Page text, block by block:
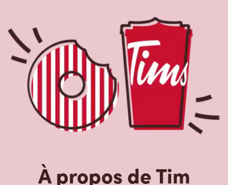
À propos de Tim